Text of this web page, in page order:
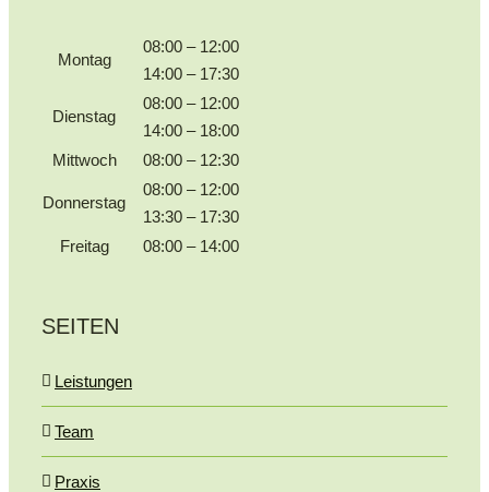
Montag
08:00 – 12:00
14:00 – 17:30
Dienstag
08:00 – 12:00
14:00 – 18:00
Mittwoch
08:00 – 12:30
Donnerstag
08:00 – 12:00
13:30 – 17:30
Freitag
08:00 – 14:00
SEITEN
Leistungen
Team
Praxis